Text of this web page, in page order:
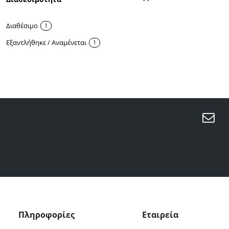
Διαθέσιμο 1
Εξαντλήθηκε / Αναμένεται 1
Πληροφορίες Εταιρεία